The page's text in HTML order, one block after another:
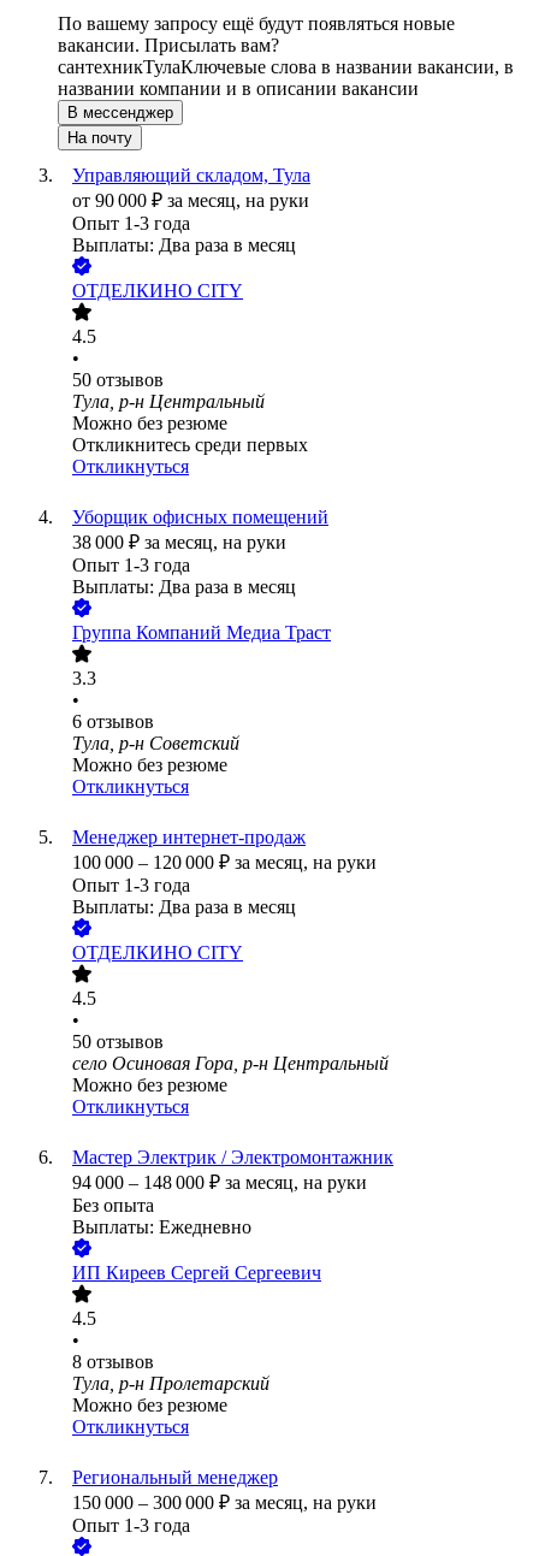
По вашему запросу ещё будут появляться новые
вакансии. Присылать вам?
сантехникТулаКлючевые слова в названии вакансии, в
названии компании и в описании вакансии
В мессенджер
На почту
Управляющий складом, Тула
от 90 000 ₽ за месяц, на руки
Опыт 1-3 года
Выплаты: Два раза в месяц
ОТДЕЛКИНО CITY
4.5
•
50 отзывов
Тула, р-н Центральный
Можно без резюме
Откликнитесь среди первых
Откликнуться
Уборщик офисных помещений
38 000 ₽ за месяц, на руки
Опыт 1-3 года
Выплаты: Два раза в месяц
Группа Компаний Медиа Траст
3.3
•
6 отзывов
Тула, р-н Советский
Можно без резюме
Откликнуться
Менеджер интернет-продаж
100 000 – 120 000 ₽ за месяц, на руки
Опыт 1-3 года
Выплаты: Два раза в месяц
ОТДЕЛКИНО CITY
4.5
•
50 отзывов
село Осиновая Гора, р-н Центральный
Можно без резюме
Откликнуться
Мастер Электрик / Электромонтажник
94 000 – 148 000 ₽ за месяц, на руки
Без опыта
Выплаты: Ежедневно
ИП Киреев Сергей Сергеевич
4.5
•
8 отзывов
Тула, р-н Пролетарский
Можно без резюме
Откликнуться
Региональный менеджер
150 000 – 300 000 ₽ за месяц, на руки
Опыт 1-3 года